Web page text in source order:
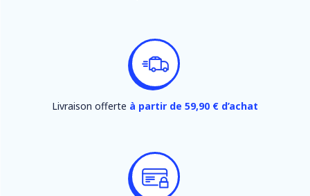
Livraison offerte à partir de 59,90 € d’achat